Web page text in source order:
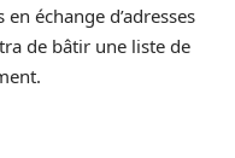
échange d’adresses
de bâtir une liste de